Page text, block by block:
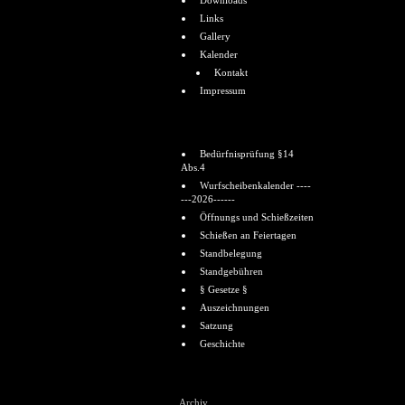
Links
Gallery
Kalender
Kontakt
Impressum
Bedürfnisprüfung §14
Abs.4
Wurfscheibenkalender ----
---2026------
Öffnungs und Schießzeiten
Schießen an Feiertagen
Standbelegung
Standgebühren
§ Gesetze §
Auszeichnungen
Satzung
Geschichte
Archiv